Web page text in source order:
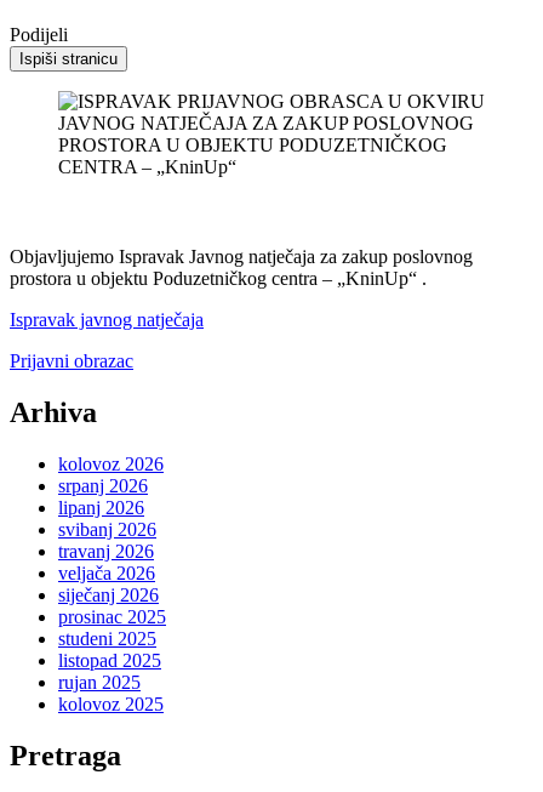
Podijeli
Ispiši stranicu
Objavljujemo Ispravak Javnog natječaja za zakup poslovnog
prostora u objektu Poduzetničkog centra – „KninUp“ .
Ispravak javnog natječaja
Prijavni obrazac
Arhiva
kolovoz 2026
srpanj 2026
lipanj 2026
svibanj 2026
travanj 2026
veljača 2026
siječanj 2026
prosinac 2025
studeni 2025
listopad 2025
rujan 2025
kolovoz 2025
Pretraga